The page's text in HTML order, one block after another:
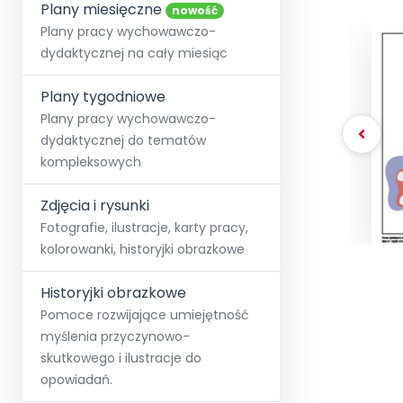
Społeczność
+48 12 631 04 10
kontakt@blizejprzedszkola.pl
O miesięczniku
Strona główna
Strefy,
O Akademii
Akademia
Poznaj pakiet MAX
Testuj przez 7 dni
E-
∞Pakiet
Pełen
Wszystkie projekty
Skontaktuj się
Dodaj wpis
Plany miesięczne nowość
Plany pracy wychowawczo-
dydaktycznej na cały miesiąc
Plany tygodniowe
Plany pracy wychowawczo-
dydaktycznej do tematów
kompleksowych
Zdjęcia i rysunki
Fotografie, ilustracje, karty pracy,
kolorowanki, historyjki obrazkowe
Historyjki obrazkowe
Pomoce rozwijające umiejętność
myślenia przyczynowo-
skutkowego i ilustracje do
opowiadań.